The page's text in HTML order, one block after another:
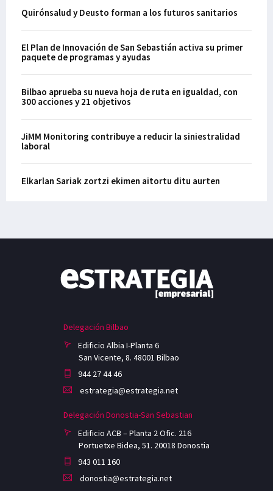
Quirónsalud y Deusto forman a los futuros sanitarios
El Plan de Innovación de San Sebastián activa su primer
paquete de programas y ayudas
Bilbao aprueba su nueva hoja de ruta en igualdad, con
300 acciones y 21 objetivos
JiMM Monitoring contribuye a reducir la siniestralidad
laboral
Elkarlan Sariak zortzi ekimen aitortu ditu aurten
Delegación Bilbao
Edificio Albia I-Planta 6
San Vicente, 8. 48001 Bilbao
944 27 44 46
estrategia@estrategia.net
Delegación Donostia-San Sebastian
Edificio ACB – Planta 2 Ofic. 216
Portuetxe Bidea, 51. 20018 Donostia
943 011 160
donostia@estrategia.net